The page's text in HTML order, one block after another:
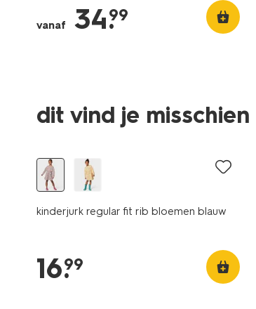
vanaf 34.
99
dit vind je
kinderjurk regular fit rib bloemen blauw
16.
99